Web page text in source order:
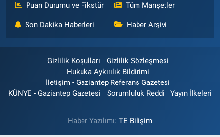
Puan Durumu ve Fikstür Tüm Manşetler
Son Dakika Haberleri Haber Arşivi
Gizlilik Koşulları
Gizlilik Sözleşmesi
Hukuka Aykırılık Bildirimi
İletişim - Gaziantep Referans Gazetesi
KÜNYE - Gaziantep Gazetesi
Sorumluluk Reddi Yayın İlkeleri
Haber Yazılımı: TE Bilişim